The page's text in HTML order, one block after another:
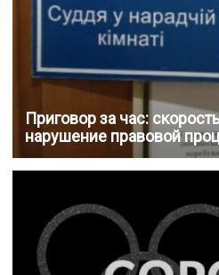
Приговор за час:
нарушение правовой